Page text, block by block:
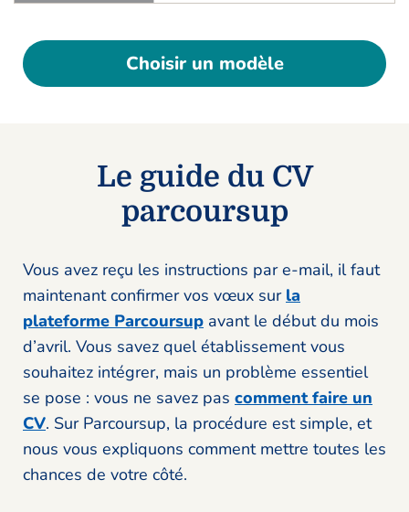
Choisir un modèle
Le guide du CV
parcoursup
Vous avez reçu les instructions par e-mail, il faut
maintenant confirmer vos vœux sur la
plateforme Parcoursup avant le début du mois
d’avril. Vous savez quel établissement vous
souhaitez intégrer, mais un problème essentiel
se pose : vous ne savez pas comment faire un
CV. Sur Parcoursup, la procédure est simple, et
nous vous expliquons comment mettre toutes les
chances de votre côté.